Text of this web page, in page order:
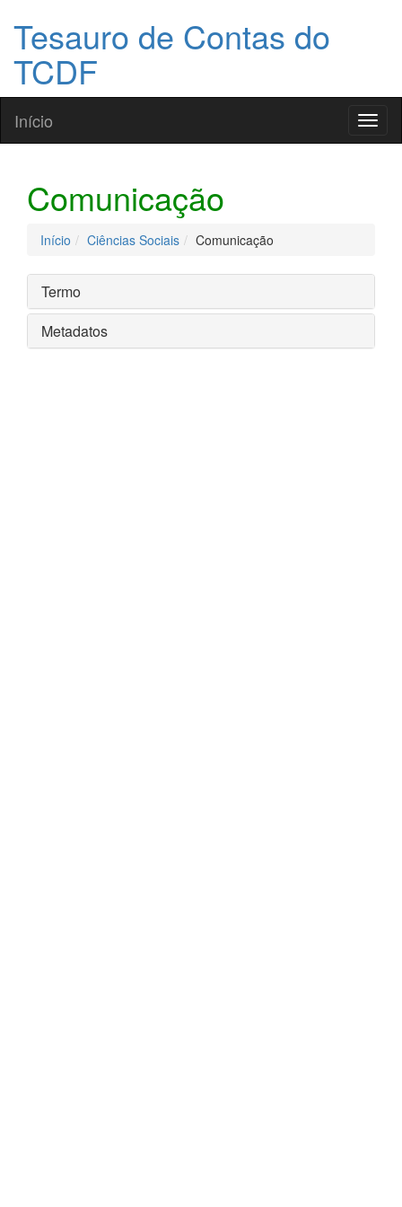
Tesauro de Contas do
TCDF
Início
Comunicação
Início Ciências Sociais Comunicação
Termo
Metadatos